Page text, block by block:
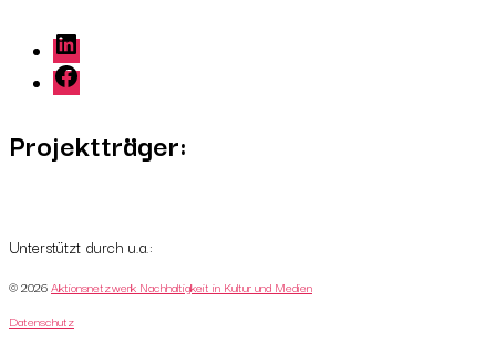
LinkedIn
Facebook
Projektträger:
Unterstützt durch u.a.:
© 2026Aktionsnetzwerk Nachhaltigkeit in Kultur und Medien
Datenschutz